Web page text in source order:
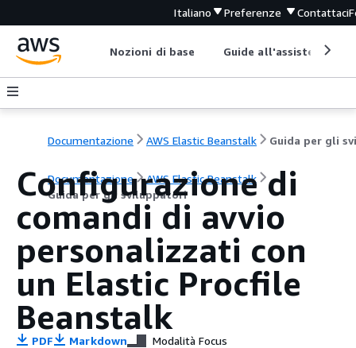
Italiano Preferenze Contattaci
Nozioni di base Guide all'assistenza
Documentazione AWS Elastic Beanstalk
Documentazione
AWS Elastic Beanstalk
Guida per gli sviluppatori
Configurazione di
comandi di avvio
personalizzati con
un Elastic Procfile
Beanstalk
PDF Markdown Modalità Focus